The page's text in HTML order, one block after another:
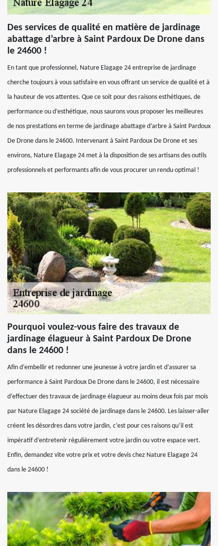
Des services de qualité en matière de jardinage
abattage d’arbre à Saint Pardoux De Drone dans
le 24600 !
En tant que professionnel, Nature Elagage 24 entreprise de jardinage
cherche toujours à vous satisfaire en vous offrant un service de qualité et à
la hauteur de vos attentes. Que ce soit pour des raisons esthétiques, de
performance ou d’esthétique, nous saurons vous proposer les meilleures
de nos prestations en terme de jardinage abattage d’arbre à Saint Pardoux
De Drone dans le 24600. Intervenant à Saint Pardoux De Drone et ses
environs, Nature Elagage 24 met à la disposition de ses artisans des outils
professionnels et performants afin de vous procurer un rendu optimal !
Pourquoi voulez-vous faire des travaux de
jardinage élagueur à Saint Pardoux De Drone
dans le 24600 !
Afin d’embellir et redonner une jeunesse à votre jardin et d’assurer sa
performance à Saint Pardoux De Drone dans le 24600, il est nécessaire
d’effectuer des travaux de jardinage élagueur au moins deux fois par mois
par Nature Elagage 24 société de jardinage dans le 24600. Les laisser-aller
créent les désordres dans votre jardin, c’est pour ces raisons qu’il est
impératif d’entretenir régulièrement votre jardin ou votre espace vert.
Enfin, demandez vite votre prix et votre devis chez Nature Elagage 24
dans le 24600 !